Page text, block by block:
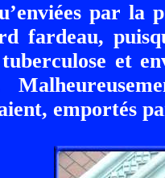
par la
fardeau,
et
emportés